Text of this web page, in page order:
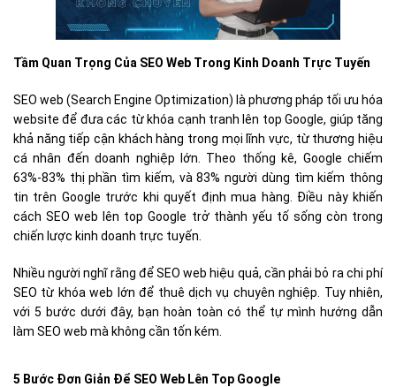
Tầm Quan Trọng Của SEO Web Trong Kinh Doanh Trực Tuyến
SEO web (Search Engine Optimization) là phương pháp tối ưu hóa
website để đưa các từ khóa cạnh tranh lên top Google, giúp tăng
khả năng tiếp cận khách hàng trong mọi lĩnh vực, từ thương hiệu
cá nhân đến doanh nghiệp lớn. Theo thống kê, Google chiếm
63%-83% thị phần tìm kiếm, và 83% người dùng tìm kiếm thông
tin trên Google trước khi quyết định mua hàng. Điều này khiến
cách SEO web lên top Google trở thành yếu tố sống còn trong
chiến lược kinh doanh trực tuyến.
Nhiều người nghĩ rằng để SEO web hiệu quả, cần phải bỏ ra chi phí
SEO từ khóa web lớn để thuê dịch vụ chuyên nghiệp. Tuy nhiên,
với 5 bước dưới đây, bạn hoàn toàn có thể tự mình hướng dẫn
làm SEO web mà không cần tốn kém.
5 Bước Đơn Giản Để SEO Web Lên Top Google